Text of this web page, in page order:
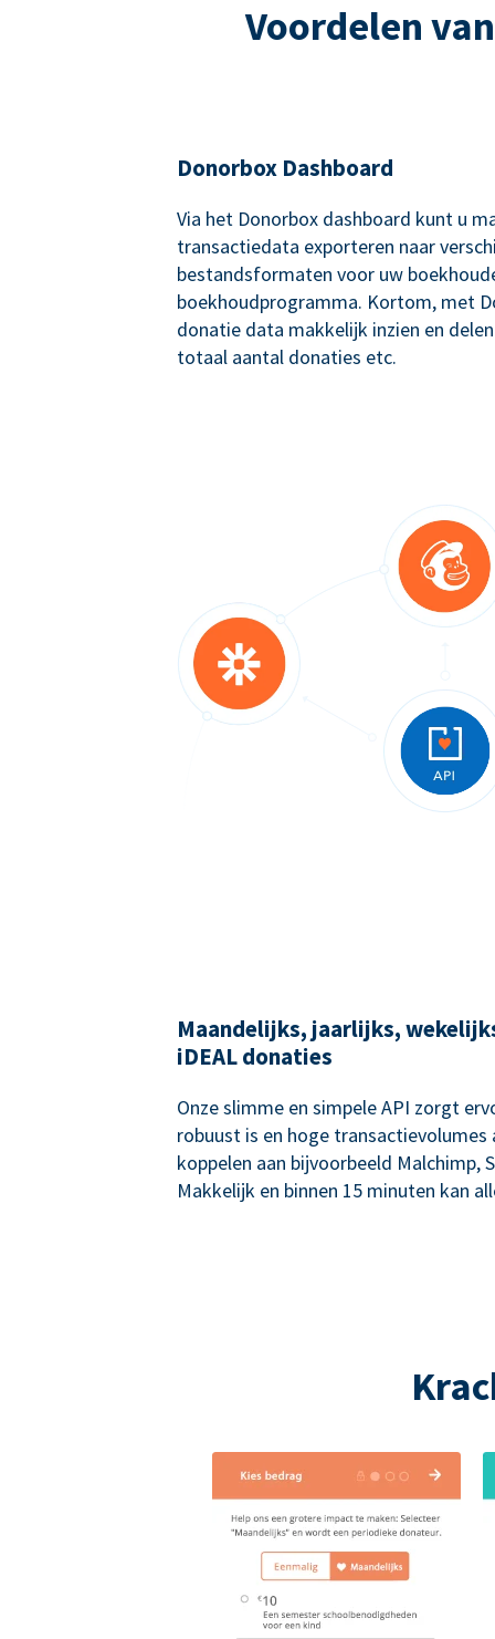
Voordelen
Donorbox Dashboard
Via het Donorbox dashboard kunt u
transactiedata exporteren naar
bestandsformaten voor uw
boekhoudprogramma. Kortom, met
donatie data makkelijk inzien en
totaal aantal donaties etc.
Maandelijks, jaarlijks,
iDEAL donaties
Onze slimme en simpele API zorgt
robuust is en hoge transactievolumes
koppelen aan bijvoorbeeld Malchimp,
Makkelijk en binnen 15 minuten kan